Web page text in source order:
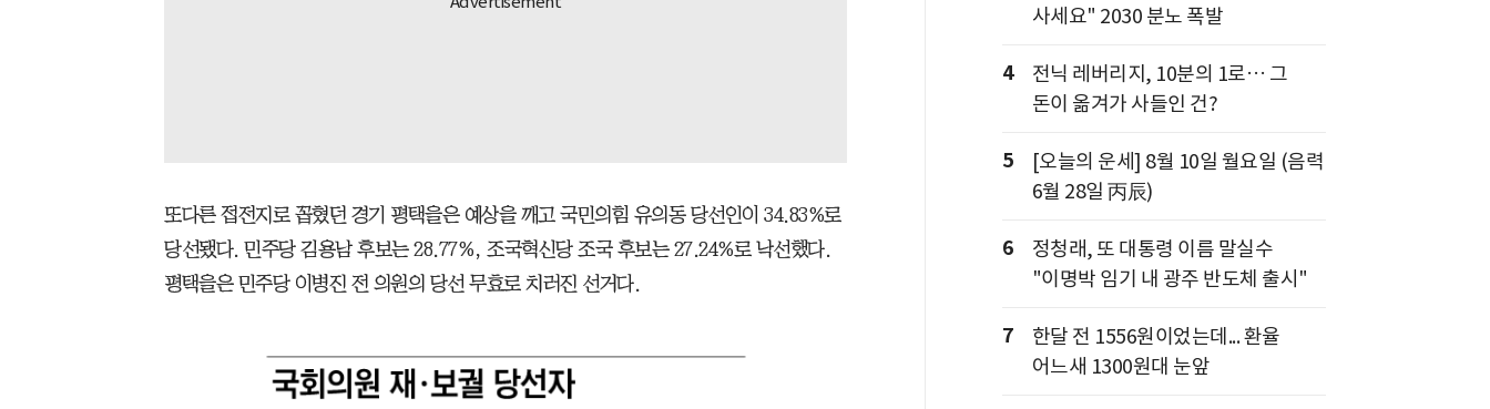
또다른 접전지로 꼽혔던 경기 평택을은 예상을 깨고 국민의힘 유의동 당선인이 34.83%로
당선됐다. 민주당 김용남 후보는 28.77%, 조국혁신당 조국 후보는 27.24%로 낙선했다.
평택을은 민주당 이병진 전 의원의 당선 무효로 치러진 선거다.
사세요" 2030 분노 폭발
4
전닉 레버리지, 10분의 1로… 그
돈이 옮겨가 사들인 건?
5
[오늘의 운세] 8월 10일 월요일 (음력
6월 28일 丙辰)
6
정청래, 또 대통령 이름 말실수
"이명박 임기 내 광주 반도체 출시"
7
한달 전 1556원이었는데... 환율
어느새 1300원대 눈앞